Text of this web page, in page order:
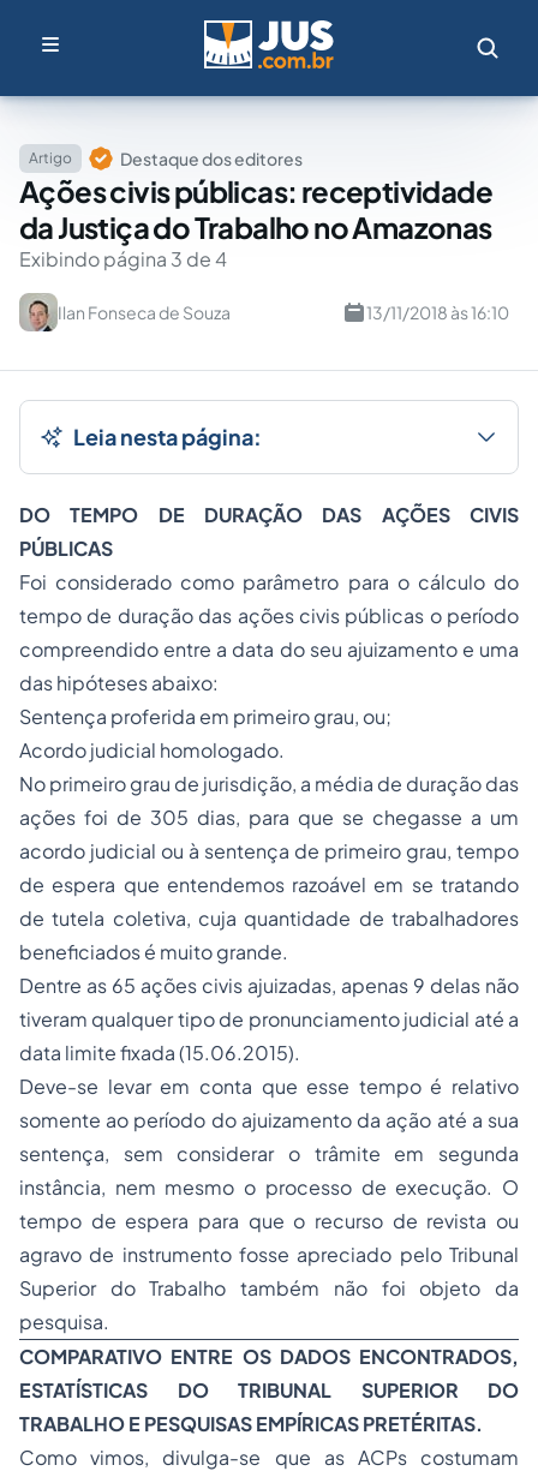
Artigo Destaque dos editores
Ações civis públicas: receptividade
da Justiça do Trabalho no Amazonas
Exibindo página 3 de 4
Ilan Fonseca de Souza 13/11/2018 às 16:10
Leia nesta página:
DO TEMPO DE DURAÇÃO DAS AÇÕES CIVIS
PÚBLICAS
Foi considerado como parâmetro para o cálculo do
tempo de duração das ações civis públicas o período
compreendido entre a data do seu ajuiza­mento e uma
das hipóteses abaixo:
Sentença proferida em primeiro grau, ou;
Acordo judicial homologado.
No primeiro grau de jurisdição, a média de duração das
ações foi de 305 dias, para que se chegasse a um
acordo judicial ou à sentença de primeiro grau, tempo
de espera que entendemos razoável em se tratando
de tutela coletiva, cuja quantidade de trabalhadores
beneficiados é muito grande.
Dentre as 65 ações civis ajuizadas, apenas 9 delas não
tiveram qualquer tipo de pronunciamento judicial até a
data limite fixada (15.06.2015).
Deve-se levar em conta que esse tempo é relativo
somente ao perío­do do ajuizamento da ação até a sua
sentença, sem considerar o trâmite em segunda
instância, nem mesmo o processo de execução. O
tempo de espera para que o recurso de revista ou
agravo de instrumento fosse apreciado pelo Tribunal
Superior do Trabalho também não foi objeto da
pesquisa.
COMPARATIVO ENTRE OS DADOS ENCONTRADOS,
ESTATÍSTICAS DO TRIBUNAL SUPERIOR DO
TRABALHO E PESQUISAS EMPÍRICAS PRETÉRITAS.
Como vimos, divulga-se que as ACPs costumam